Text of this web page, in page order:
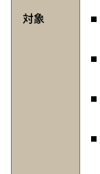
対象